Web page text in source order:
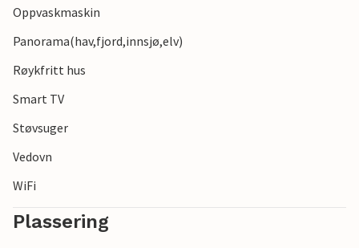
Oppvaskmaskin
Panorama(hav,fjord,innsjø,elv)
Røykfritt hus
Smart TV
Støvsuger
Vedovn
WiFi
Plassering